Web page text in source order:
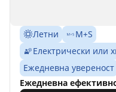
Летни
M+S
Електрически или
Ежедневна увереност
Ежедневна